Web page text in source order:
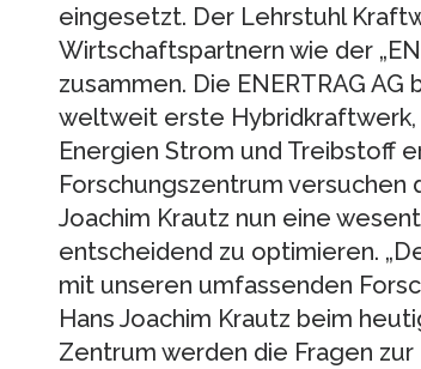
eingesetzt. Der Lehrstuhl
Wirtschaftspartnern wie der
zusammen. Die ENERTRAG
weltweit erste Hybridkraftwerk,
Energien Strom und Treibstoff
Forschungszentrum versuchen
Joachim Krautz nun eine
entscheidend zu optimieren.
mit unseren umfassenden
Hans Joachim Krautz beim
Zentrum werden die Fragen